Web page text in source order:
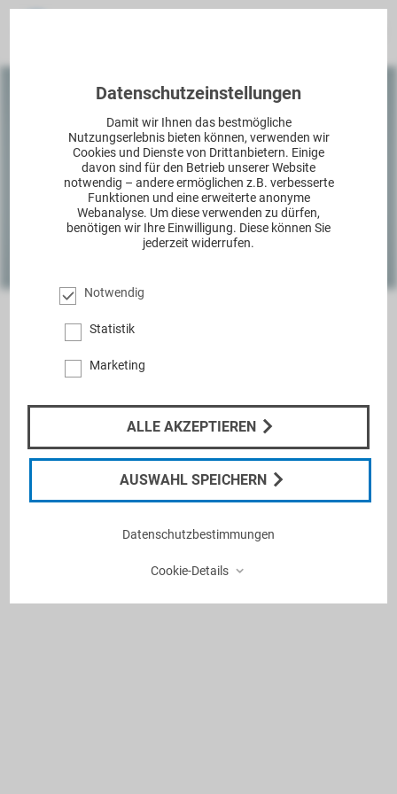
Datenschutzeinstellungen momentan deaktiviert.
VIDEO ANZEIGEN
Bei Bestätigung der Anzeige externer Inhalte, können
personenbezogene Daten an Drittplattformen übermittelt
werden. Mehr dazu in unsererDatenschutzerklärung
Mit einer Hydrocephalus Diagnose kommen
auch viele Fragen und Unsicherheiten. In
diesem kurzen Erklärfilm geben wir einen
Überblick über Symptome, Therapie und das
Leben mit Shunt.
Datenschutzeinstellungen
Damit wir Ihnen das bestmögliche
Nutzungserlebnis bieten können, verwenden wir
Cookies und Dienste von Drittanbietern. Einige
davon sind für den Betrieb unserer Website
notwendig – andere ermöglichen z.B. verbesserte
Funktionen und eine erweiterte anonyme
Webanalyse. Um diese verwenden zu dürfen,
benötigen wir Ihre Einwilligung. Diese können Sie
jederzeit widerrufen.
Notwendig
Statistik
Marketing
ALLE AKZEPTIEREN
AUSWAHL SPEICHERN
Datenschutzbestimmungen
Cookie-Details ⌃